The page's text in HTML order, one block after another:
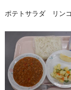
ポテトサラダ リン